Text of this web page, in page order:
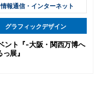
情報通信・インターネット
グラフィックデザイン
ト『-大阪・関西万博へ
展』